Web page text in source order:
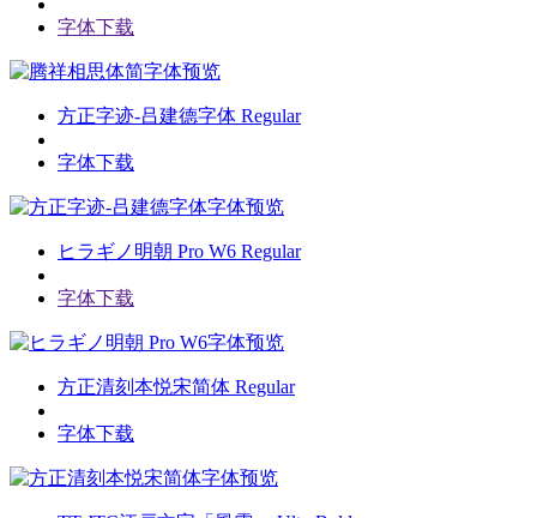
字体下载
字体预览
方正字迹-吕建德字体 Regular
字体下载
字体预览
ヒラギノ明朝 Pro W6 Regular
字体下载
字体预览
方正清刻本悦宋简体 Regular
字体下载
字体预览